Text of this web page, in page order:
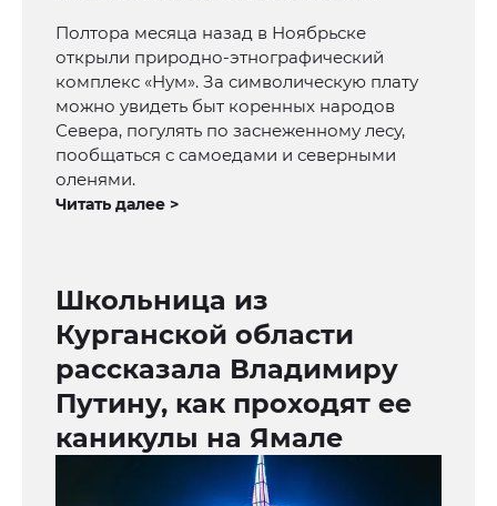
Полтора месяца назад в Ноябрьске
открыли природно-этнографический
комплекс «Нум». За символическую плату
можно увидеть быт коренных народов
Севера, погулять по заснеженному лесу,
пообщаться с самоедами и северными
оленями.
Читать далее >
Школьница из
Курганской области
рассказала Владимиру
Путину, как проходят ее
каникулы на Ямале